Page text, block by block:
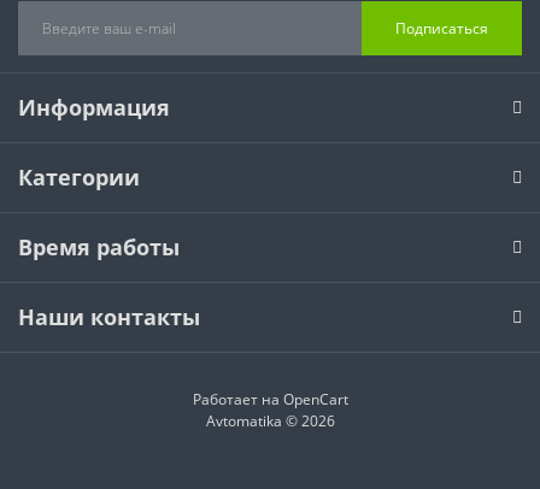
Подписаться
Информация
Категории
Время работы
Наши контакты
Работает на OpenCart
Avtomatika © 2026